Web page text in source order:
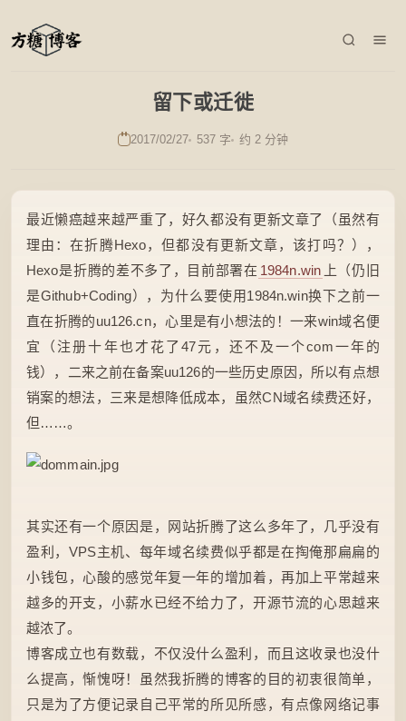
留下或迁徙
2017/02/27 537 字 约 2 分钟
最近懒癌越来越严重了，好久都没有更新文章了（虽然有
理由：在折腾Hexo，但都没有更新文章，该打吗？），
Hexo是折腾的差不多了，目前部署在 1984n.win 上（仍旧
是Github+Coding），为什么要使用1984n.win换下之前一
直在折腾的uu126.cn，心里是有小想法的！一来win域名便
宜（注册十年也才花了47元，还不及一个com一年的
钱），二来之前在备案uu126的一些历史原因，所以有点想
销案的想法，三来是想降低成本，虽然CN域名续费还好，
但……。
其实还有一个原因是，网站折腾了这么多年了，几乎没有
盈利，VPS主机、每年域名续费似乎都是在掏俺那扁扁的
小钱包，心酸的感觉年复一年的增加着，再加上平常越来
越多的开支，小薪水已经不给力了，开源节流的心思越来
越浓了。
博客成立也有数载，不仅没什么盈利，而且这收录也没什
么提高，惭愧呀！虽然我折腾的博客的目的初衷很简单，
只是为了方便记录自己平常的所见所感，有点像网络记事